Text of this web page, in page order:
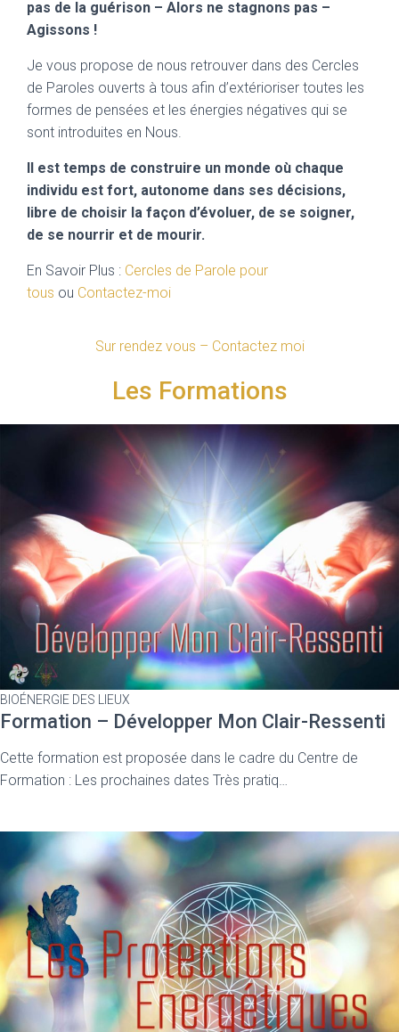
pas de la guérison – Alors ne stagnons pas –
Agissons !
Je vous propose de nous retrouver dans des Cercles
de Paroles ouverts à tous afin d’extérioriser toutes les
formes de pensées et les énergies négatives qui se
sont introduites en Nous.
Il est temps de construire un monde où chaque
individu est fort, autonome dans ses décisions,
libre de choisir la façon d’évoluer, de se soigner,
de se nourrir et de mourir.
En Savoir Plus : Cercles de Parole pour
tous ou Contactez-moi
Sur rendez vous – Contactez moi
Les Formations
BIOÉNERGIE DES LIEUX
Formation – Développer Mon Clair-Ressenti
Cette formation est proposée dans le cadre du Centre de
Formation : Les prochaines dates Très pratiq…